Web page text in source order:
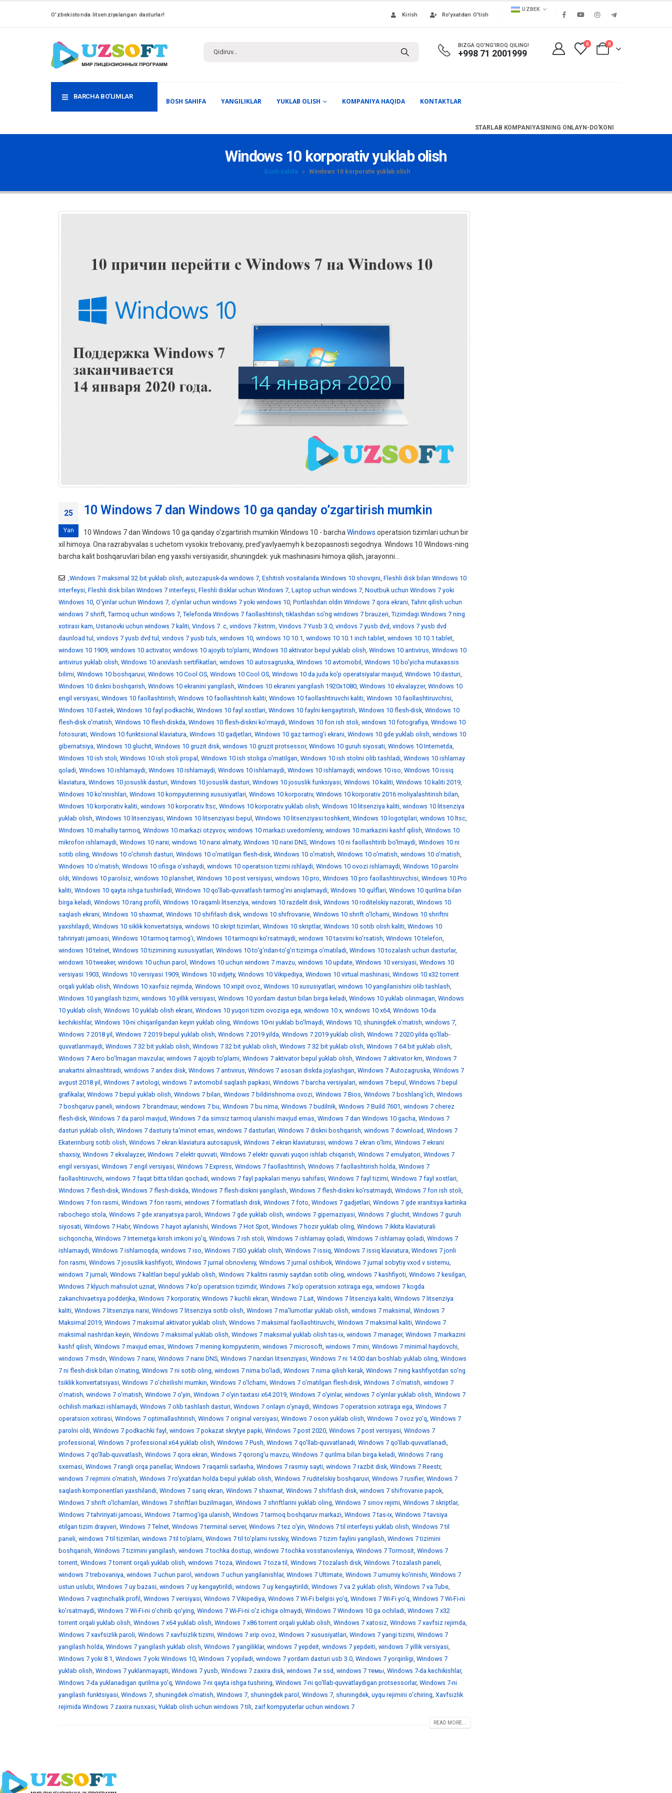
O'zbekistonda litsenziyalangan dasturlar! Kirish Ro'yxatdan O'tish
UZBEK
BIZGA QO'NG'IROQ QILING!
+998 71 2001999
0 0
BARCHA BO'LIMLAR
BOSH SAHIFA YANGILIKLAR YUKLAB OLISH KOMPANIYA HAQIDA KONTAKTLAR
STARLAB KOMPANIYASINING ONLAYN-DO'KONI
Windows 10 korporativ yuklab olish
Bosh sahifa » Windows 10 korporativ yuklab olish
25
Yan
10 Windows 7 dan Windows 10 ga qanday o’zgartirish mumkin
10 Windows 7 dan Windows 10 ga qanday o'zgartirish mumkin Windows 10 - barcha Windows operatsion tizimlari uchun bir
xil himoya. Ona razrabyvalas s uchetom vysokix trebovaniy, pred'yavlyaemyh k bezopasnosti segodnya. Windows 10 Windows-ning
barcha kalit boshqaruvlari bilan eng yaxshi versiyasidir, shuningdek: yuk mashinasini himoya qilish, jarayonni...
,Windows 7 maksimal 32 bit yuklab olish, autozapusk-da windows 7, Eshitish vositalarida Windows 10 shovqini, Fleshli disk bilan Windows 10
interfeysi, Fleshli disk bilan Windows 7 interfeysi, Fleshli disklar uchun Windows 7, Laptop uchun windows 7, Noutbuk uchun Windows 7 yoki
Windows 10, O'yinlar uchun Windows 7, o'yinlar uchun windows 7 yoki windows 10, Portlashdan oldin Windows 7 qora ekrani, Tahrir qilish uchun
windows 7 shrift, Tarmoq uchun windows 7, Telefonda Windows 7 faollashtirish,tiklashdan so'ng windows 7 brauzeri, Tizimdagi Windows 7 ning
xotirasi kam, Ustanovki uchun windows 7 kaliti, Vindovs 7 .c, vindovs 7 kstrim, Vindovs 7 Yusb 3.0, vindovs 7 yusb dvd, vindovs 7 yusb dvd
daunload tul , vindovs 7 yusb dvd tul , vindovs 7 yusb tuls, windows 10, windows 10 10.1, windows 10 10.1 inch tablet, windows 10 10.1 tablet,
windows 10 1909, windows 10 activator, windows 10 ajoyib to'plami, Windows 10 aktivator bepul yuklab olish, Windows 10 antivirus, Windows 10
antivirus yuklab olish, Windows 10 arxivlash sertifikatlari, windows 10 autosagruska, Windows 10 avtomobil , Windows 10 bo'yicha mutaxassis
bilimi, Windows 10 boshqaruvi, Windows 10 Cool OS, Windows 10 Cool OS, Windows 10 da juda ko'p operatsiyalar mavjud, Windows 10 dasturi,
Windows 10 diskni boshqarish, Windows 10 ekranini yangilash, Windows 10 ekranini yangilash 1920x1080, Windows 10 ekvalayzer, Windows 10
engil versiyasi, Windows 10 faollashtirish, Windows 10 faollashtirish kaliti, Windows 10 faollashtiruvchi kaliti, Windows 10 faollashtiruvchisi,
Windows 10 Fastek, Windows 10 fayl podkachki, Windows 10 fayl xostlari, Windows 10 faylni kengaytirish, Windows 10 flesh-disk, Windows 10
flesh-disk o'rnatish, Windows 10 flesh-diskda, Windows 10 flesh-diskni ko'rmaydi, Windows 10 fon ish stoli, windows 10 fotografiya, Windows 10
fotosurati, Windows 10 funktsional klaviatura, Windows 10 gadjetlari, Windows 10 gaz tarmog'i ekrani, Windows 10 gde yuklab olish, windows 10
gibernatsiya, Windows 10 gluchit, Windows 10 gruzit disk, windows 10 gruzit protsessor, Windows 10 guruh siyosati, Windows 10 Internetda,
Windows 10 ish stoli, Windows 10 ish stoli propal , Windows 10 ish stoliga o'rnatilgan, Windows 10 ish stolini olib tashladi, Windows 10 ishlamay
qoladi, Windows 10 ishlamaydi, Windows 10 ishlamaydi, Windows 10 ishlamaydi, Windows 10 ishlamaydi, windows 10 iso, Windows 10 issiq
klaviatura, Windows 10 josuslik dasturi, Windows 10 josuslik dasturi, Windows 10 josuslik funksiyasi, Windows 10 kaliti, Windows 10 kaliti 2019,
Windows 10 ko'rinishlari, Windows 10 kompyuterining xususiyatlari, Windows 10 korporativ, Windows 10 korporativ 2016 moliyalashtirish bilan,
Windows 10 korporativ kaliti, windows 10 korporativ ltsc, Windows 10 korporativ yuklab olish, Windows 10 litsenziya kaliti, windows 10 litsenziya
yuklab olish, Windows 10 litsenziyasi, Windows 10 litsenziyasi bepul , Windows 10 litsenziyasi toshkent, Windows 10 logotiplari, windows 10 ltsc,
Windows 10 mahalliy tarmoq, Windows 10 markazi otzyvov, windows 10 markazi uvedomleniy, windows 10 markazini kashf qilish, Windows 10
mikrofon ishlamaydi, Windows 10 narxi, windows 10 narxi almaty, Windows 10 narxi DNS, Windows 10 ni faollashtirib bo'lmaydi, Windows 10 ni
sotib oling, Windows 10 o'chirish dasturi, Windows 10 o'rnatilgan flesh-disk, Windows 10 o'rnatish, Windows 10 o'rnatish, windows 10 o'rnatish,
Windows 10 o'rnatish, Windows 10 ofisga o'xshaydi, windows 10 operatsion tizimi ishlaydi, Windows 10 ovozi ishlamaydi, Windows 10 parolni
oldi, Windows 10 parolsiz, windows 10 planshet, Windows 10 post versiyasi, windows 10 pro, Windows 10 pro faollashtiruvchisi, Windows 10 Pro
kaliti, Windows 10 qayta ishga tushiriladi, Windows 10 qo'llab-quvvatlash tarmog'ini aniqlamaydi, Windows 10 qulflari, Windows 10 qurilma bilan
birga keladi, Windows 10 rang profili, Windows 10 raqamli litsenziya, windows 10 razdelit disk, Windows 10 roditelskiy nazorati, Windows 10
saqlash ekrani, Windows 10 shaxmat, Windows 10 shifrlash disk, windows 10 shifrovanie, Windows 10 shrift o'lchami, Windows 10 shriftni
yaxshilaydi, Windows 10 siklik konvertatsiya, windows 10 skript tizimlari, Windows 10 skriptlar, Windows 10 sotib olish kaliti, Windows 10
tahririyati jamoasi, Windows 10 tarmoq tarmog'i, Windows 10 tarmoqni ko'rsatmaydi, windows 10 tasvirni ko'rsatish, Windows 10 telefon,
windows 10 telnet, Windows 10 tizimining xususiyatlari, Windows 10 to'g'ridan-to'g'ri tizimga o'rnatiladi, Windows 10 tozalash uchun dasturlar,
windows 10 tweaker, windows 10 uchun parol , Windows 10 uchun windows 7 mavzu, windows 10 update, Windows 10 versiyasi, Windows 10
versiyasi 1903, Windows 10 versiyasi 1909, Windows 10 vidjety, Windows 10 Vikipediya, Windows 10 virtual mashinasi, Windows 10 x32 torrent
orqali yuklab olish, Windows 10 xavfsiz rejimda, Windows 10 xripit ovoz, Windows 10 xususiyatlari, windows 10 yangilanishini olib tashlash,
Windows 10 yangilash tizimi, windows 10 yillik versiyasi, Windows 10 yordam dasturi bilan birga keladi, Windows 10 yuklab olinmagan, Windows
10 yuklab olish, Windows 10 yuklab olish ekrani, Windows 10 yuqori tizim ovoziga ega, windows 10 х, windows 10 х64, Windows 10-da
kechikishlar, Windows 10-ni chiqarilgandan keyin yuklab oling, Windows 10-ni yuklab bo'lmaydi, Windows 10, shuningdek o'rnatish, windows 7,
Windows 7 2018 yil , Windows 7 2019 bepul yuklab olish, Windows 7 2019 yilda, Windows 7 2019 yuklab olish, Windows 7 2020 yilda qo'llab-
quvvatlanmaydi, Windows 7 32 bit yuklab olish, Windows 7 32 bit yuklab olish, Windows 7 32 bit yuklab olish, Windows 7 64 bit yuklab olish,
Windows 7 Aero bo'lmagan mavzular, windows 7 ajoyib to'plami, Windows 7 aktivator bepul yuklab olish, Windows 7 aktivator km, Windows 7
anakartni almashtiradi, windows 7 andex disk, Windows 7 antivirus, Windows 7 asosan diskda joylashgan, Windows 7 Autozagruska, Windows 7
avgust 2018 yil , Windows 7 avtologi, windows 7 avtomobil saqlash papkasi, Windows 7 barcha versiyalari, windows 7 bepul , Windows 7 bepul
grafikalar, Windows 7 bepul yuklab olish, Windows 7 bilan, Windows 7 bildirishnoma ovozi, Windows 7 Bios, Windows 7 boshlang'ich, Windows
7 boshqaruv paneli, windows 7 brandmaur, windows 7 bu, Windows 7 bu nima, Windows 7 budilnik, Windows 7 Build 7601, windows 7 cherez
flesh-disk, Windows 7 da parol mavjud, Windows 7 da simsiz tarmoq ulanishi mavjud emas, Windows 7 dan Windows 10 gacha, Windows 7
dasturi yuklab olish, Windows 7 dasturiy ta'minot emas, windows 7 dasturlari, Windows 7 diskni boshqarish, windows 7 download, Windows 7
Ekaterinburg sotib olish, Windows 7 ekran klaviatura autosapusk, Windows 7 ekran klaviaturasi, windows 7 ekran o'limi, Windows 7 ekrani
shaxsiy, Windows 7 ekvalayzer, Windows 7 elektr quvvati, Windows 7 elektr quvvati yuqori ishlab chiqarish, Windows 7 emulyatori, Windows 7
engil versiyasi, Windows 7 engil versiyasi, Windows 7 Express, Windows 7 faollashtirish, Windows 7 faollashtirish holda, Windows 7
faollashtiruvchi, windows 7 faqat bitta tildan qochadi, windows 7 fayl papkalari menyu sahifasi, Windows 7 fayl tizimi, Windows 7 fayl xostlari,
Windows 7 flesh-disk, Windows 7 flesh-diskda, Windows 7 flesh-diskini yangilash, Windows 7 flesh-diskni ko'rsatmaydi, Windows 7 fon ish stoli,
Windows 7 fon rasmi, Windows 7 fon rasmi, windows 7 formatlash disk, Windows 7 foto, Windows 7 gadjetlari, Windows 7 gde xranitsya kartinka
rabochego stola, Windows 7 gde xranyatsya paroli, Windows 7 gde yuklab olish, windows 7 gipernaziyasi, Windows 7 gluchit, Windows 7 guruh
siyosati, Windows 7 Habr, Windows 7 hayot aylanishi, Windows 7 Hot Spot, Windows 7 hozir yuklab oling, Windows 7 ikkita klaviaturali
sichqoncha, Windows 7 Internetga kirish imkoni yo'q, Windows 7 ish stoli, Windows 7 ishlamay qoladi, Windows 7 ishlamay qoladi, Windows 7
ishlamaydi, Windows 7 ishlamoqda, windows 7 iso, Windows 7 ISO yuklab olish, Windows 7 issiq, Windows 7 issiq klaviatura, Windows 7 jonli
fon rasmi, Windows 7 josuslik kashfiyoti, Windows 7 jurnal obnovleniy, Windows 7 jurnal oshibok, Windows 7 jurnal sobytiy vxod v sistemu,
windows 7 jurnali, Windows 7 kalitlari bepul yuklab olish, Windows 7 kalitni rasmiy saytdan sotib oling, windows 7 kashfiyoti, Windows 7 kesilgan,
Windows 7 klyuch mahsulot uznat, Windows 7 ko'p operatsion tizimdir, Windows 7 ko'p operatsion xotiraga ega, windows 7 kogda
zakanchivaetsya podderjka, Windows 7 korporativ, Windows 7 kuchli ekran, Windows 7 Lait, Windows 7 litsenziya kaliti, Windows 7 litsenziya
kaliti, Windows 7 litsenziya narxi, Windows 7 litsenziya sotib olish, Windows 7 ma'lumotlar yuklab olish, windows 7 maksimal , Windows 7
Maksimal 2019, Windows 7 maksimal aktivator yuklab olish, Windows 7 maksimal faollashtiruvchi, Windows 7 maksimal kaliti, Windows 7
maksimal nashrdan keyin, Windows 7 maksimal yuklab olish, Windows 7 maksimal yuklab olish tas-ix, windows 7 manager, Windows 7 markazini
kashf qilish, Windows 7 mavjud emas, Windows 7 mening kompyuterim, windows 7 microsoft, windows 7 mini, Windows 7 minimal haydovchi,
windows 7 msdn, Windows 7 narxi, Windows 7 narxi DNS, Windows 7 narxlari litsenziyasi, Windows 7 ni 14:00 dan boshlab yuklab oling, Windows
7 ni flesh-disk bilan o'rnating, Windows 7 ni sotib oling, windows 7 nima bo'ladi, Windows 7 nima qilish kerak, Windows 7 ning kashfiyotdan so'ng
tsiklik konvertatsiyasi, Windows 7 o'chirilishi mumkin, Windows 7 o'lchami, Windows 7 o'rnatilgan flesh-disk, Windows 7 o'rnatish, windows 7
o'rnatish, windows 7 o'rnatish, Windows 7 o'yin, Windows 7 o'yin taxtasi x64 2019, Windows 7 o'yinlar, windows 7 o'yinlar yuklab olish, Windows 7
ochilish markazi ishlamaydi, Windows 7 olib tashlash dasturi, Windows 7 onlayn o'ynaydi, Windows 7 operatsion xotiraga ega, Windows 7
operatsion xotirasi, Windows 7 optimallashtirish, Windows 7 original versiyasi, Windows 7 oson yuklab olish, Windows 7 ovoz yo'q, Windows 7
parolni oldi, Windows 7 podkachki fayl , windows 7 pokazat skrytye papki, Windows 7 post 2020, Windows 7 post versiyasi, Windows 7
professional , Windows 7 professional x64 yuklab olish, Windows 7 Push, Windows 7 qo'llab-quvvatlanadi, Windows 7 qo'llab-quvvatlanadi,
Windows 7 qo'llab-quvvatlash, Windows 7 qora ekran, Windows 7 qorong'u mavzu, Windows 7 qurilma bilan birga keladi, Windows 7 rang
sxemasi, Windows 7 rangli orqa panellar, Windows 7 raqamli sarlavha, Windows 7 rasmiy sayti, windows 7 razbit disk, Windows 7 Reestr,
windows 7 rejimini o'rnatish, Windows 7 ro'yxatdan holda bepul yuklab olish, Windows 7 ruditelskiy boshqaruvi, Windows 7 rusifier, Windows 7
saqlash komponentlari yaxshilandi, Windows 7 sariq ekran, Windows 7 shaxmat, Windows 7 shifrlash disk, windows 7 shifrovanie papok,
Windows 7 shrift o'lchamlari, Windows 7 shriftlari buzilmagan, Windows 7 shriftlarini yuklab oling, Windows 7 sinov rejimi, Windows 7 skriptlar,
Windows 7 tahririyati jamoasi, Windows 7 tarmog'iga ulanish, Windows 7 tarmoq boshqaruv markazi, Windows 7 tas-ix, Windows 7 tavsiya
etilgan tizim drayveri, Windows 7 Telnet, Windows 7 terminal server, Windows 7 tez o'yin, Windows 7 til interfeysi yuklab olish, Windows 7 til
paneli, windows 7 til tizimlari, windows 7 til to'plami, Windows 7 til to'plami russkiy, Windows 7 tizim faylini yangilash, Windows 7 tizimini
boshqarish, Windows 7 tizimini yangilash, windows 7 tochka dostup, windows 7 tochka vosstanovleniya, Windows 7 Tormosit, Windows 7
torrent, Windows 7 torrent orqali yuklab olish, windows 7 toza, Windows 7 toza til , Windows 7 tozalash disk, Windows 7 tozalash paneli,
windows 7 trebovaniya, windows 7 uchun parol , windows 7 uchun yangilanishlar, Windows 7 Ultimate, Windows 7 umumiy ko'rinishi, Windows 7
ustun uslubi, Windows 7 uy bazasi, windows 7 uy kengaytirildi, windows 7 uy kengaytirildi, Windows 7 va 2 yuklab olish, Windows 7 va Tube,
Windows 7 vaqtinchalik profil , Windows 7 versiyasi, Windows 7 Vikipediya, Windows 7 Wi-Fi belgisi yo'q, Windows 7 Wi-Fi yo'q, Windows 7 Wi-Fi-ni
ko'rsatmaydi, Windows 7 Wi-Fi-ni o'chirib qo'ying, Windows 7 Wi-Fi-ni o'z ichiga olmaydi, Windows 7 Windows 10 ga ochiladi, Windows 7 x32
torrent orqali yuklab olish, Windows 7 x64 yuklab olish, Windows 7 x86 torrent orqali yuklab olish, Windows 7 xatosiz, Windows 7 xavfsiz rejimda,
Windows 7 xavfsizlik paroli, Windows 7 xavfsizlik tizimi, Windows 7 xrip ovoz, Windows 7 xususiyatlari, Windows 7 yangi tizimi, Windows 7
yangilash holda, Windows 7 yangilash yuklab olish, Windows 7 yangiliklar, windows 7 yepdeit, windows 7 yepdeiti, windows 7 yillik versiyasi,
Windows 7 yoki 8.1, Windows 7 yoki Windows 10, Windows 7 yopiladi, windows 7 yordam dasturi usb 3.0, Windows 7 yorqinligi, Windows 7
yuklab olish, Windows 7 yuklanmayapti, Windows 7 yusb, Windows 7 zaxira disk, windows 7 и ssd, windows 7 темы, Windows 7-da kechikishlar,
Windows 7-da yuklanadigan qurilma yo'q, Windows 7-ni qayta ishga tushiring, Windows 7-ni qo'llab-quvvatlaydigan protsessorlar, Windows 7-ni
yangilash funktsiyasi, Windows 7, shuningdek o'rnatish, Windows 7, shuningdek parol , Windows 7, shuningdek, uyqu rejimini o'chiring, Xavfsizlik
rejimida Windows 7 zaxira nusxasi, Yuklab olish uchun windows 7 tili, zaif kompyuterlar uchun windows 7
READ MORE...